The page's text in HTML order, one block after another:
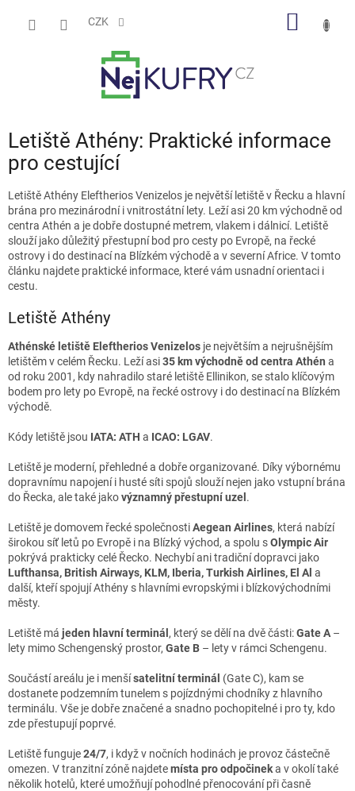
CZK
Letiště Athény: Praktické informace
pro cestující
Letiště Athény Eleftherios Venizelos je největší letiště v Řecku a hlavní
brána pro mezinárodní i vnitrostátní lety. Leží asi 20 km východně od
centra Athén a je dobře dostupné metrem, vlakem i dálnicí. Letiště
slouží jako důležitý přestupní bod pro cesty po Evropě, na řecké
ostrovy i do destinací na Blízkém východě a v severní Africe. V tomto
článku najdete praktické informace, které vám usnadní orientaci i
cestu.
Letiště Athény
Athénské letiště Eleftherios Venizelos je největším a nejrušnějším
letištěm v celém Řecku. Leží asi35 km východně od centra Athén a
od roku 2001, kdy nahradilo staré letiště Ellinikon, se stalo klíčovým
bodem pro lety po Evropě, na řecké ostrovy i do destinací na Blízkém
východě.
Kódy letiště jsou IATA: ATH a ICAO: LGAV.
Letiště je moderní, přehledné a dobře organizované. Díky výbornému
dopravnímu napojení i husté síti spojů slouží nejen jako vstupní brána
do Řecka, ale také jakovýznamný přestupní uzel .
Letiště je domovem řecké společnostiAegean Airlines, která nabízí
širokou síť letů po Evropě i na Blízký východ, a spolu sOlympic Air
pokrývá prakticky celé Řecko. Nechybí ani tradiční dopravci jako
Lufthansa, British Airways, KLM, Iberia, Turkish Airlines, El Al a
další, kteří spojují Athény s hlavními evropskými i blízkovýchodními
městy.
Letiště má jeden hlavní terminál , který se dělí na dvě části:Gate A–
lety mimo Schengenský prostor, Gate B – lety v rámci Schengenu.
Součástí areálu je i menšísatelitní terminál (Gate C), kam se
dostanete podzemním tunelem s pojízdnými chodníky z hlavního
terminálu. Vše je dobře značené a snadno pochopitelné i pro ty, kdo
zde přestupují poprvé.
Letiště funguje24/7, i když v nočních hodinách je provoz částečně
omezen. V tranzitní zóně najdetemísta pro odpočineka v okolí také
několik hotelů, které umožňují pohodlné přenocování při časně